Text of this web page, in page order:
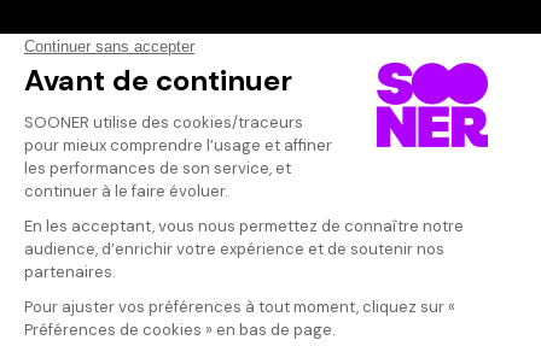
Acteur·rice
Qui sommes-nous ?
Dispo dans l'abonnement